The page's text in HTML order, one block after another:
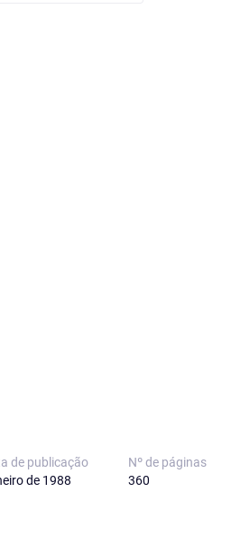
de publicação
de 1988
Nº de páginas
360